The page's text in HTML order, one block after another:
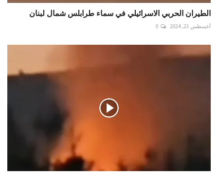
الطيران الحربي الاسرائيلي في سماء طرابلس شمال لبنان
أغسطس 23, 2024 0